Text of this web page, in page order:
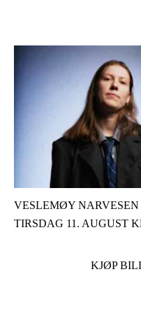
VESLEMØY NARVESEN
TIRSDAG 11. AUGUST
KJØP